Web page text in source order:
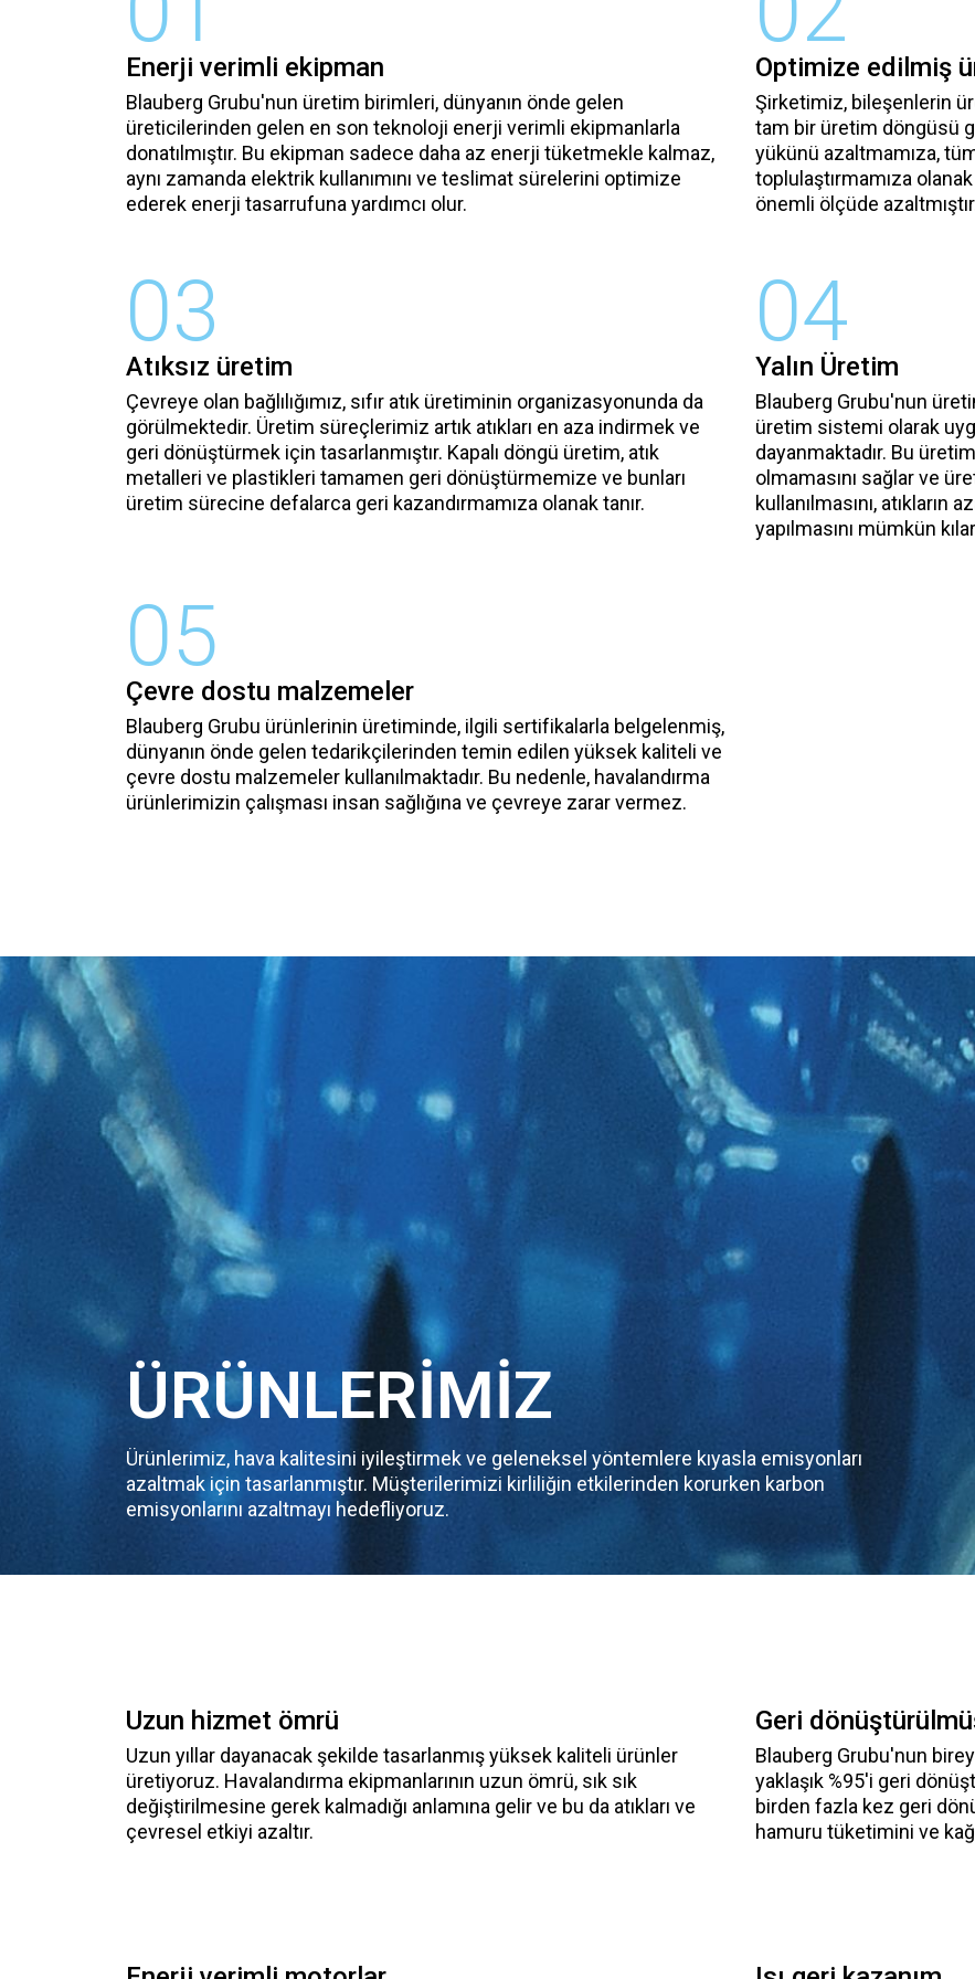
Enerji verimli ekipman
Blauberg Grubu'nun üretim birimleri, dünyanın önde gelen
üreticilerinden gelen en son teknoloji enerji verimli ekipmanlarla
donatılmıştır. Bu ekipman sadece daha az enerji tüketmekle kalmaz,
aynı zamanda elektrik kullanımını ve teslimat sürelerini optimize
ederek enerji tasarrufuna yardımcı olur.
Optimize edilmiş
Şirketimiz, bileşenlerin
tam bir üretim döngüsü
yükünü azaltmamıza,
toplulaştırmamıza
önemli ölçüde
03
Atıksız üretim
Çevreye olan bağlılığımız, sıfır atık üretiminin organizasyonunda da
görülmektedir. Üretim süreçlerimiz artık atıkları en aza indirmek ve
geri dönüştürmek için tasarlanmıştır. Kapalı döngü üretim, atık
metalleri ve plastikleri tamamen geri dönüştürmemize ve bunları
üretim sürecine defalarca geri kazandırmamıza olanak tanır.
04
Yalın Üretim
Blauberg Grubu'nun
üretim sistemi olarak
dayanmaktadır. Bu
olmamasını sağlar ve
kullanılmasını, atıkların
yapılmasını mümkün
05
Çevre dostu malzemeler
Blauberg Grubu ürünlerinin üretiminde, ilgili sertifikalarla belgelenmiş,
dünyanın önde gelen tedarikçilerinden temin edilen yüksek kaliteli ve
çevre dostu malzemeler kullanılmaktadır. Bu nedenle, havalandırma
ürünlerimizin çalışması insan sağlığına ve çevreye zarar vermez.
ÜRÜNLERIMIZ
Ürünlerimiz, hava kalitesini iyileştirmek ve geleneksel yöntemlere kıyasla emisyonları
azaltmak için tasarlanmıştır. Müşterilerimizi kirliliğin etkilerinden korurken karbon
emisyonlarını azaltmayı hedefliyoruz.
Uzun hizmet ömrü
Uzun yıllar dayanacak şekilde tasarlanmış yüksek kaliteli ürünler
üretiyoruz. Havalandırma ekipmanlarının uzun ömrü, sık sık
değiştirilmesine gerek kalmadığı anlamına gelir ve bu da atıkları ve
çevresel etkiyi azaltır.
Geri
Blauberg Grubu'nun
yaklaşık %95'i geri
birden fazla kez geri
hamuru tüketimini ve